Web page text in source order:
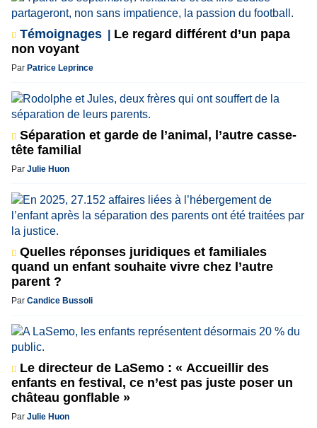
Témoignages
Le regard différent d’un papa
non voyant
Par Patrice Leprince
Séparation et garde de l’animal, l’autre casse-
tête familial
Par Julie Huon
Quelles réponses juridiques et familiales
quand un enfant souhaite vivre chez l’autre
parent ?
Par Candice Bussoli
Le directeur de LaSemo : « Accueillir des
enfants en festival, ce n’est pas juste poser un
château gonflable »
Par Julie Huon